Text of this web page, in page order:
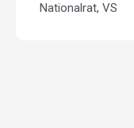
Nationalrat, VS